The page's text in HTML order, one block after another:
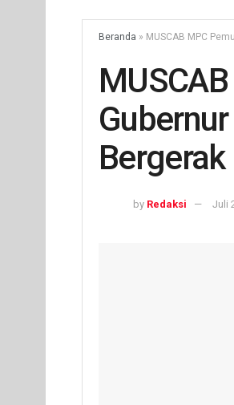
Beranda » MUSCAB MPC
Bergerak
by Redaksi Juli